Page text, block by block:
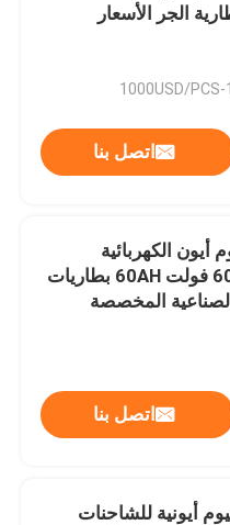
الجر الأسعار
اتصل بنا
أيون الكهربائية
للشاحنات 60 فولت 60AH بطاريات
المخصصة
اتصل بنا
أيونية للشاحنات